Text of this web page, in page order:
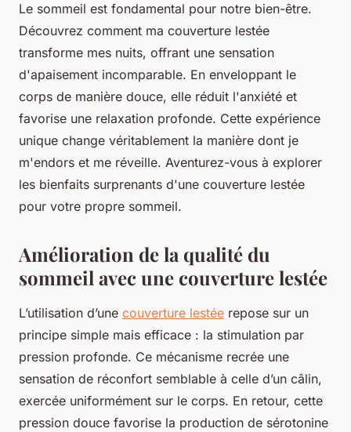
Le sommeil est fondamental pour notre bien-être.
Découvrez comment ma couverture lestée
transforme mes nuits, offrant une sensation
d'apaisement incomparable. En enveloppant le
corps de manière douce, elle réduit l'anxiété et
favorise une relaxation profonde. Cette expérience
unique change véritablement la manière dont je
m'endors et me réveille. Aventurez-vous à explorer
les bienfaits surprenants d'une couverture lestée
pour votre propre sommeil.
Amélioration de la qualité du
sommeil avec une couverture lestée
L’utilisation d’une couverture lestée repose sur un
principe simple mais efficace : la stimulation par
pression profonde. Ce mécanisme recrée une
sensation de réconfort semblable à celle d’un câlin,
exercée uniformément sur le corps. En retour, cette
pression douce favorise la production de sérotonine